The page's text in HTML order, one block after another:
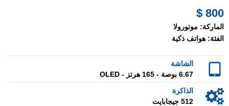
800 $
الماركة: موتورولا
الفئة: هواتف ذكية
الشاشة
6.67 بوصة - 165 هرتز - OLED
الذاكرة
512 جيجابايت